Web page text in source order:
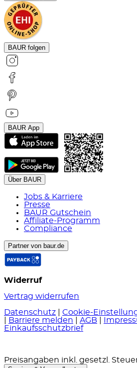
BAUR folgen
BAUR App
Über BAUR
Jobs & Karriere
Presse
BAUR Gutschein
Affiliate-Programm
Compliance
Partner von baur.de
Widerruf
Vertrag widerrufen
Datenschutz
Cookie-
Barriere melden AGB
Einkaufsschutzbrief
Preisangaben inkl. gesetzl.